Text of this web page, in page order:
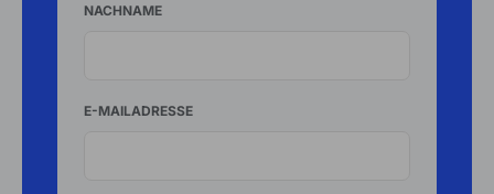
NACHNAME
E-MAILADRESSE